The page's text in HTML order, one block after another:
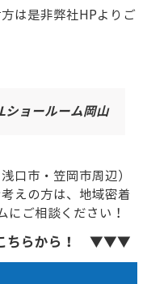
は是非弊社HPよりご
ショールーム岡山
口市・笠岡市周辺）
えの方は、地域密着
にご相談ください！
ちらから！ ▼▼▼